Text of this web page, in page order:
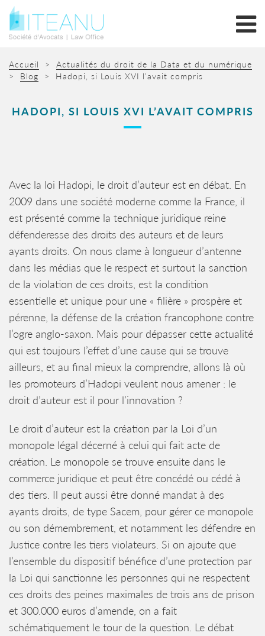
Accueil > Actualités du droit de la Data et du numérique
> Blog > Hadopi, si Louis XVI l’avait compris
HADOPI, SI LOUIS XVI L’AVAIT COMPRIS
Avec la loi Hadopi, le droit d’auteur est en débat. En
2009 dans une société moderne comme la France, il
est présenté comme la technique juridique reine
défenderesse des droits des auteurs et de leurs
ayants droits. On nous clame à longueur d’antenne
dans les médias que le respect et surtout la sanction
de la violation de ces droits, est la condition
essentielle et unique pour une « filière » prospère et
pérenne, la défense de la création francophone contre
l’ogre anglo-saxon. Mais pour dépasser cette actualité
qui est toujours l’effet d’une cause qui se trouve
ailleurs, et au final mieux la comprendre, allons là où
les promoteurs d’Hadopi veulent nous amener : le
droit d’auteur est il pour l’innovation ?
Le droit d’auteur est la création par la Loi d’un
monopole légal décerné à celui qui fait acte de
création. Le monopole se trouve ensuite dans le
commerce juridique et peut être concédé ou cédé à
des tiers. Il peut aussi être donné mandat à des
ayants droits, de type Sacem, pour gérer ce monopole
ou son démembrement, et notamment les défendre en
Justice contre les tiers violateurs. Si on ajoute que
l’ensemble du dispositif bénéfice d’une protection par
la Loi qui sanctionne les personnes qui ne respectent
ces droits des peines maximales de trois ans de prison
et 300.000 euros d’amende, on a fait
schématiquement le tour de la question. Le débat